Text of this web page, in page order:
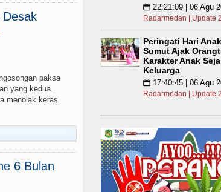
Desak
paksa
yang kedua.
menolak keras
6 Bulan
📅 22:21:09 | 06 Agu
Radarmedan | Update
Peringati Hari
Sumut Ajak
Karakter Anak
Keluarga
📅 17:40:45 | 06 Agu
Radarmedan | Update